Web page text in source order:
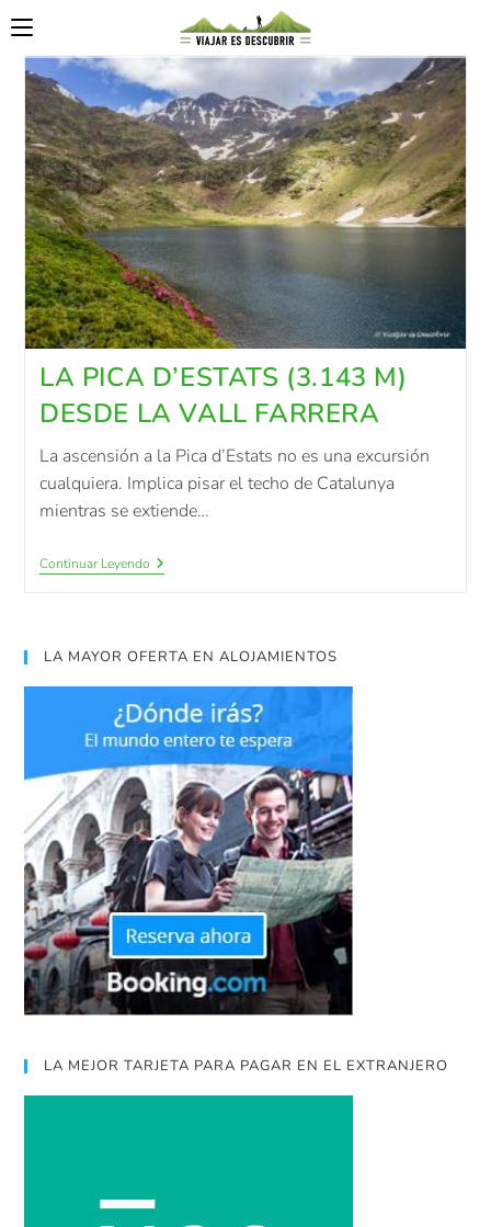
LA PICA D’ESTATS (3.143 M)
DESDE LA VALL FARRERA
La ascensión a la Pica d’Estats no es una excursión
cualquiera. Implica pisar el techo de Catalunya
mientras se extiende…
Continuar Leyendo
LA MAYOR OFERTA EN ALOJAMIENTOS
LA MEJOR TARJETA PARA PAGAR EN EL EXTRANJERO